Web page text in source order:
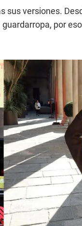
sus versiones.
por